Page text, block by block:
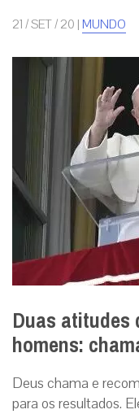
21 / SET / 20 | MUNDO
Duas atitudes
homens:
Deus chama e
para os resultados.